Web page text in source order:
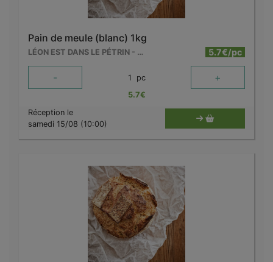
Pain de meule (blanc) 1kg
LÉON EST DANS LE PÉTRIN - MOUSCRON 5.7€/pc
- 1 pc +
5.7€
Réception le
samedi 15/08 (10:00)